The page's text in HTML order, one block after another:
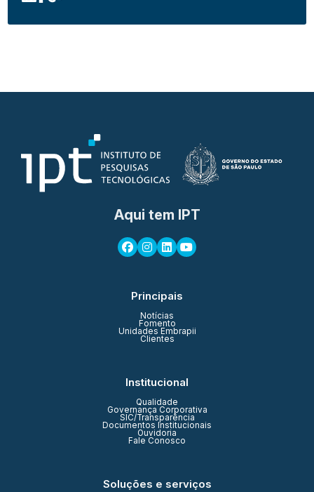
Aqui tem IPT
Principais
Notícias
Fomento
Unidades Embrapii
Clientes
Institucional
Qualidade
Governança Corporativa
SIC/Transparência
Documentos Institucionais
Ouvidoria
Fale Conosco
Soluções e serviços